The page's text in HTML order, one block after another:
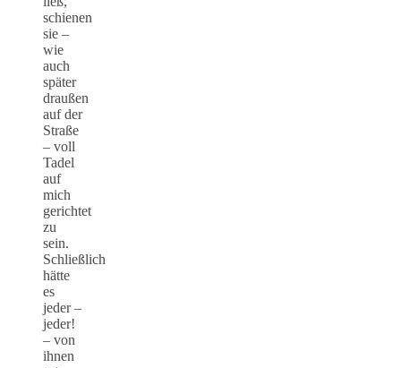
schienen
sie –
wie
auch
später
draußen
auf der
Straße
– voll
Tadel
auf
mich
gerichtet
zu
sein.
Schließlich
hätte
es
jeder –
jeder!
– von
ihnen